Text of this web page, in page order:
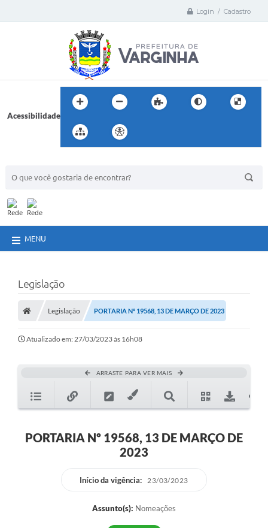
Login / Cadastro
Acessibilidade
MENU
Legislação
Legislação PORTARIA Nº 19568, 13 DE MARÇO DE 2023
Atualizado em: 27/03/2023 às 16h08
ARRASTE PARA VER MAIS
PORTARIA Nº 19568, 13 DE MARÇO DE
2023
Início da vigência: 23/03/2023
Assunto(s): Nomeações